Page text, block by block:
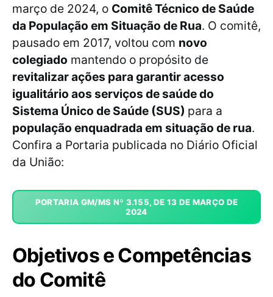
março de 2024, o Comitê Técnico de Saúde
da População em Situação de Rua. O comitê,
pausado em 2017, voltou com novo
colegiado mantendo o propósito de
revitalizar ações para garantir acesso
igualitário aos serviços de saúde do
Sistema Único de Saúde (SUS) para a
população enquadrada em situação de rua.
Confira a Portaria publicada no Diário Oficial
da União:
PORTARIA GM/MS Nº 3.155, DE 13 DE MARÇO DE
2024
Objetivos e Competências
do Comitê